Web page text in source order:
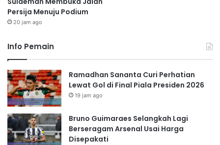
Persija Menuju Podium
20 jam ago
Info Pemain
Ramadhan Sananta Curi Perhatian
Lewat Gol di Final Piala Presiden 2026
19 jam ago
Bruno Guimaraes Selangkah Lagi
Berseragam Arsenal Usai Harga
Disepakati